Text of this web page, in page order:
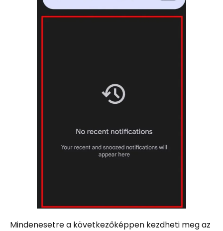
Mindenesetre a következőképpen kezdheti meg az